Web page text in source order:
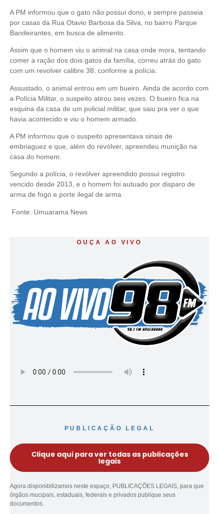
A PM informou que o gato não possui dono, e sempre passeia
por casas da Rua Otavio Barbosa da Silva, no bairro Parque
Bandeirantes, em busca de alimento.
Assim que o homem viu o animal na casa onde mora, tentando
comer a ração dos dois gatos da família, correu atrás do gato
com um revolver calibre 38, conforme a polícia.
Assustado, o animal entrou em um bueiro. Ainda de acordo com
a Polícia Militar, o suspeito atirou seis vezes. O bueiro fica na
esquina da casa de um policial militar, que saiu pra ver o que
havia acontecido e viu o homem armado.
A PM informou que o suspeito apresentava sinais de
embriaguez e que, além do revólver, apreendeu munição na
casa do homem.
Segundo a polícia, o revólver apreendido possui registro
vencido desde 2013, e o homem foi autuado por disparo de
arma de fogo e porte ilegal de arma.
Fonte: Umuarama News
OUÇA AO VIVO
PUBLICAÇÃO LEGAL
Clique aqui para ver todas as publicações
legais
Agora disponibilizamos neste espaço, PUBLICAÇÕES LEGAIS, para que
órgãos mucipais, estaduais, federais e privados publique seus
documentos.